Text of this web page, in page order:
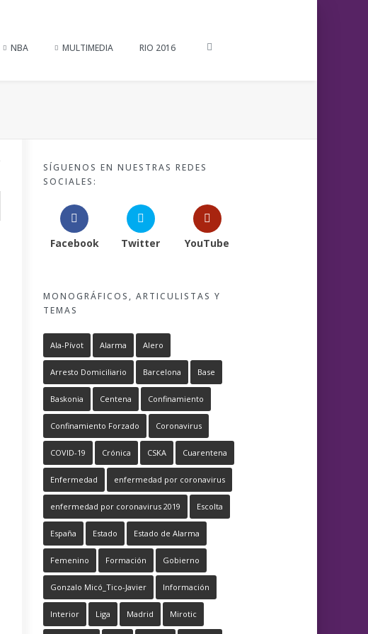
NBA MULTIMEDIA RIO 2016
SÍGUENOS EN NUESTRAS REDES
SOCIALES:
Facebook Twitter YouTube
MONOGRÁFICOS, ARTICULISTAS Y
TEMAS
Ala-Pívot Alarma Alero
Arresto Domiciliario Barcelona Base
Baskonia Centena Confinamiento
Confinamiento Forzado Coronavirus
COVID-19 Crónica CSKA Cuarentena
Enfermedad enfermedad por coronavirus
enfermedad por coronavirus 2019 Escolta
España Estado Estado de Alarma
Femenino Formación Gobierno
Gonzalo Micó_Tico-Javier Información
Interior Liga Madrid Mirotic